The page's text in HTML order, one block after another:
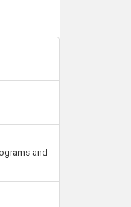
and